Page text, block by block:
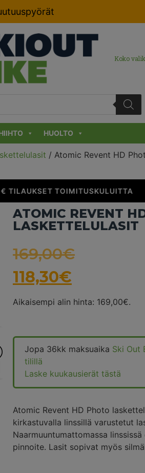
Koko
HUOLTO
/ Atomic Revent HD
TILAUKSET TOIMITUSKULUITTA
ATOMIC REVENT
LASKETTELULASIT
169,00€
118,30€
Aikaisempi alin hinta: 169,00€.
Jopa 36kk maksuaika Ski Out
tilillä
Laske kuukausierät tästä
Atomic Revent HD Photo
kirkastuvalla linssillä varustetut
Naarmuuntumattomassa
pinnoite. Lasit sopivat myös